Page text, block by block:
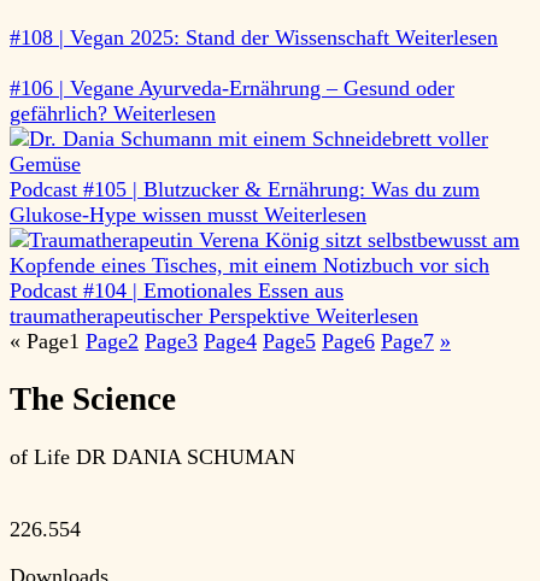
#108 | Vegan 2025: Stand der Wissenschaft Weiterlesen
#106 | Vegane Ayurveda-Ernährung – Gesund oder
gefährlich? Weiterlesen
Podcast #105 | Blutzucker & Ernährung: Was du zum
Glukose-Hype wissen musst Weiterlesen
Podcast #104 | Emotionales Essen aus
traumatherapeutischer Perspektive Weiterlesen
« Page1 Page2 Page3 Page4 Page5 Page6 Page7 »
The Science
of Life DR DANIA SCHUMAN
226.554